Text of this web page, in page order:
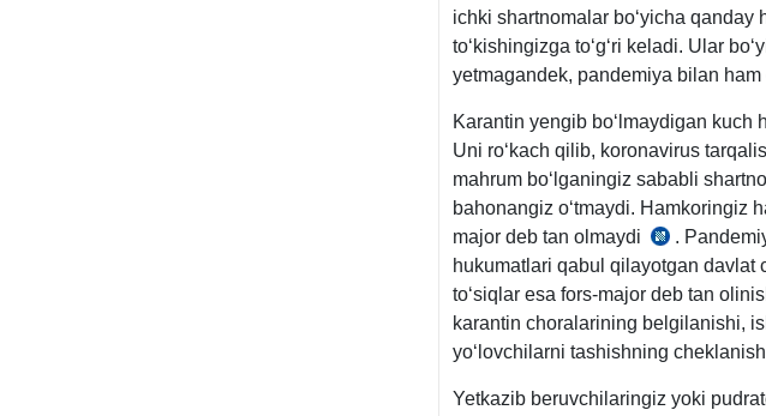
ichki shartnomalar boʻyicha qanday
toʻkishingizga toʻgʻri keladi. Ular
yetmagandek, pandemiya bilan ham
Karantin yengib boʻlmaydigan
Uni roʻkach qilib, koronavirus
mahrum boʻlganingiz sababli
bahonangiz oʻtmaydi. Hamkoringiz
major deb tan olmaydi
FK
333-
m.
3-
q.
.
hukumatlari qabul qilayotgan
toʻsiqlar esa fors-major deb tan
karantin choralarining belgilanishi,
yoʻlovchilarni tashishning
Yetkazib beruvchilaringiz yoki